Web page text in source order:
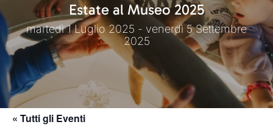
Estate al Museo 2025
martedì 1 Luglio 2025 - venerdì 5 Settembre
2025
« Tutti gli Eventi